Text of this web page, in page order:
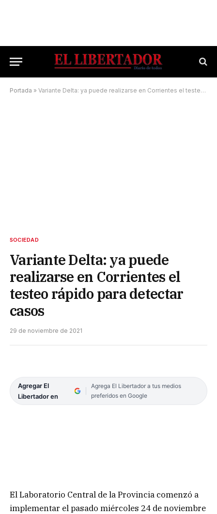
Portada » Variante Delta: ya puede realizarse en Corrientes el testeo rápido para detectar casos
SOCIEDAD
Variante Delta: ya puede
realizarse en Corrientes el
testeo rápido para detectar
casos
29 de noviembre de 2021
Agregar El
Libertador en
Agrega El Libertador a tus medios
preferidos en Google
El Laboratorio Central de la Provincia comenzó a
implementar el pasado miércoles 24 de noviembre